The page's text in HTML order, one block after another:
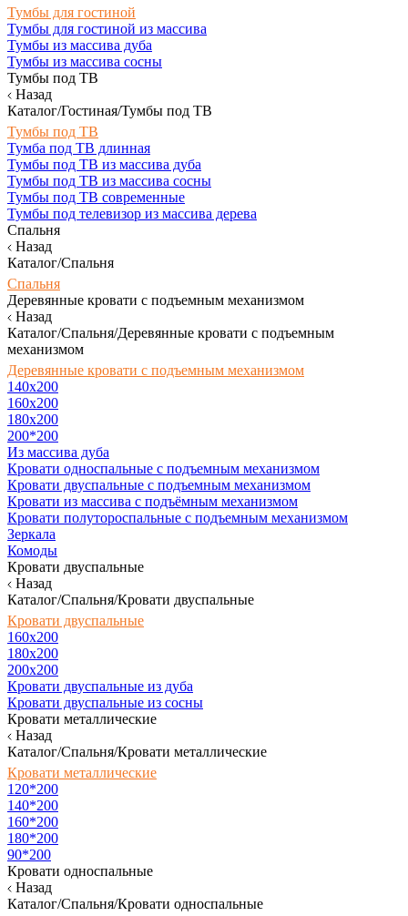
Тумбы для гостиной
Тумбы для гостиной из массива
Тумбы из массива дуба
Тумбы из массива сосны
Тумбы под ТВ
Назад
Каталог/Гостиная/Тумбы под ТВ
Тумбы под ТВ
Тумба под ТВ длинная
Тумбы под ТВ из массива дуба
Тумбы под ТВ из массива сосны
Тумбы под ТВ современные
Тумбы под телевизор из массива дерева
Спальня
Назад
Каталог/Спальня
Спальня
Деревянные кровати с подъемным механизмом
Назад
Каталог/Спальня/Деревянные кровати с подъемным
механизмом
Деревянные кровати с подъемным механизмом
140x200
160х200
180х200
200*200
Из массива дуба
Кровати односпальные с подъемным механизмом
Кровати двуспальные с подъемным механизмом
Кровати из массива с подъёмным механизмом
Кровати полутороспальные с подъемным механизмом
Зеркала
Комоды
Кровати двуспальные
Назад
Каталог/Спальня/Кровати двуспальные
Кровати двуспальные
160х200
180x200
200x200
Кровати двуспальные из дуба
Кровати двуспальные из сосны
Кровати металлические
Назад
Каталог/Спальня/Кровати металлические
Кровати металлические
120*200
140*200
160*200
180*200
90*200
Кровати односпальные
Назад
Каталог/Спальня/Кровати односпальные